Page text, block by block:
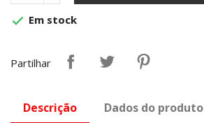
 Em stock
Partilhar
Descrição Dados do produto